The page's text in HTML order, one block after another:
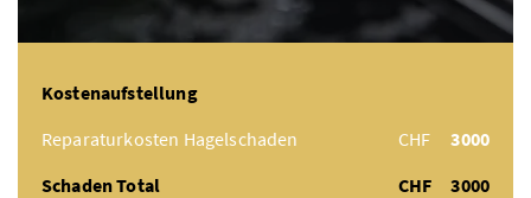
Kostenaufstellung
Reparaturkosten Hagelschaden
CHF
3000
Schaden Total
CHF
3000